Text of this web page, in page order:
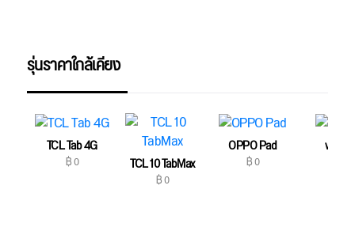
รุ่นราคาใกล้เคียง
TCL Tab 4G
฿ 0 TCL 10 TabMax
฿ 0
OPPO Pad
฿ 0
vivo